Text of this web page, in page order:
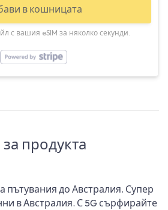
в кошницата
с вашия eSIM за няколко секунди.
продукта
пътувания до Австралия. Супер
в Австралия. С 5G сърфирайте